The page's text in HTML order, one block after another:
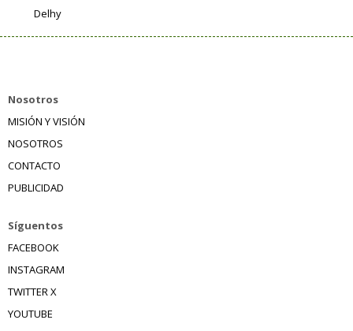
Delhy
Nosotros
MISIÓN Y VISIÓN
NOSOTROS
CONTACTO
PUBLICIDAD
Síguentos
FACEBOOK
INSTAGRAM
TWITTER X
YOUTUBE